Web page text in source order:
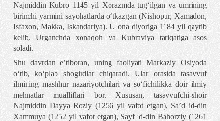
Najmiddin Kubro 1145 yil Xorazmda tug‘ilgan va umrining
birinchi yarmini sayohatlarda o‘tkazgan (Nishopur, Xamadon,
Isfaxon, Makka, Iskandariya). U ona diyoriga 1184 yil qaytib
kelib, Urganchda xonaqoh va Kubraviya tariqatiga asos
soladi.
Shu davrdan e’tiboran, uning faoliyati Markaziy Osiyoda
o‘tib, ko‘plab shogirdlar chiqaradi. Ular orasida tasavvuf
ilmining mashhur nazariyotchilari va so‘fichilikka doir ilmiy
mehnatlar mualliflari bor. Xususan, tasavvufchi-shoir
Najmiddin Dayya Roziy (1256 yil vafot etgan), Sa’d id-din
Xammuya (1252 yil vafot etgan), Sayf id-din Bahorziy (1261